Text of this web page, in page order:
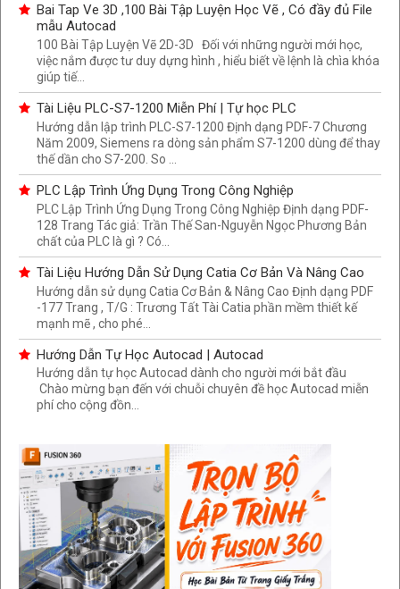
Bai Tap Ve 3D ,100 Bài Tập Luyện Học Vẽ , Có đầy đủ File
mẫu Autocad
100 Bài Tập Luyện Vẽ 2D-3D Đối với những người mới học,
việc nắm được tư duy dựng hình , hiểu biết về lệnh là chìa khóa
giúp tiế...
Tài Liệu PLC-S7-1200 Miễn Phí | Tự học PLC
Hướng dẫn lập trình PLC-S7-1200 Định dạng PDF-7 Chương
Năm 2009, Siemens ra dòng sản phẩm S7-1200 dùng để thay
thế dần cho S7-200. So ...
PLC Lập Trình Ứng Dụng Trong Công Nghiệp
PLC Lập Trình Ứng Dụng Trong Công Nghiệp Định dạng PDF-
128 Trang Tác giả: Trần Thế San-Nguyễn Ngọc Phương Bản
chất của PLC là gì ? Có...
Tài Liệu Hướng Dẫn Sử Dụng Catia Cơ Bản Và Nâng Cao
Hướng dẫn sử dụng Catia Cơ Bản & Nâng Cao Định dạng PDF
-177 Trang , T/G : Trương Tất Tài Catia phần mềm thiết kế
mạnh mẽ , cho phé...
Hướng Dẫn Tự Học Autocad | Autocad
Hướng dẫn tự học Autocad dành cho người mới bắt đầu
Chào mừng bạn đến với chuỗi chuyên đề học Autocad miễn
phí cho cộng đồn...